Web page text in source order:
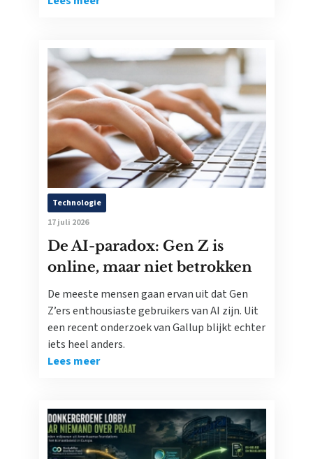
Technologie
17 juli 2026
De AI-paradox: Gen Z is
online, maar niet betrokken
De meeste mensen gaan ervan uit dat Gen
Z’ers enthousiaste gebruikers van AI zijn. Uit
een recent onderzoek van Gallup blijkt echter
iets heel anders.
Lees meer